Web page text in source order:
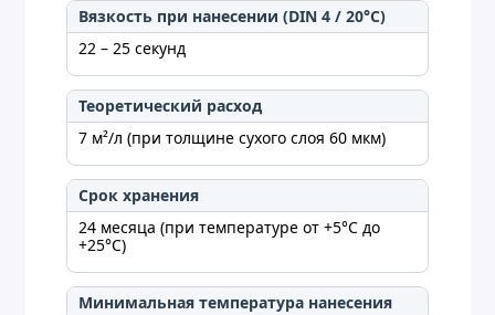
Вязкость при нанесении (DIN 4 / 20°C)
22 – 25 секунд
Теоретический расход
7 м²/л (при толщине сухого слоя 60 мкм)
Срок хранения
24 месяца (при температуре от +5°C до
+25°C)
Минимальная температура нанесения